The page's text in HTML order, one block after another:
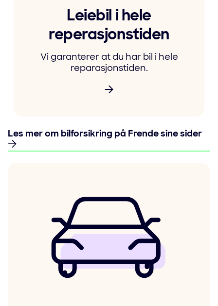
Leiebil i hele
reperasjonstiden
Vi garanterer at du har bil i hele
reparasjonstiden.
Les mer om bilforsikring på Frende sine sider